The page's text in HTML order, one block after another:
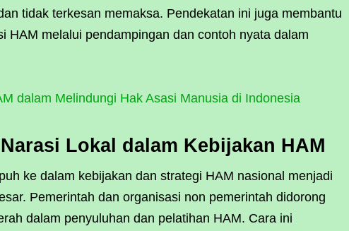
tidak terkesan memaksa. Pendekatan ini juga membantu
HAM melalui pendampingan dan contoh nyata dalam
dalam Melindungi Hak Asasi Manusia di Indonesia
Lokal dalam Kebijakan HAM
ke dalam kebijakan dan strategi HAM nasional menjadi
Pemerintah dan organisasi non pemerintah didorong
dalam penyuluhan dan pelatihan HAM. Cara ini